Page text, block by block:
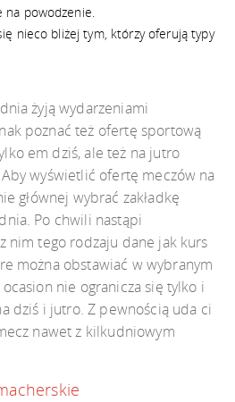
na powodzenie.
nieco bliżej tym, którzy oferują typy
żyją wydarzeniami
poznać też ofertę sportową
em dziś, ale też na jutro
wyświetlić ofertę meczów na
głównej wybrać zakładkę
Po chwili nastąpi
nim tego rodzaju dane jak kurs
można obstawiać w wybranym
nie ogranicza się tylko i
dziś i jutro. Z pewnością uda ci
nawet z kilkudniowym